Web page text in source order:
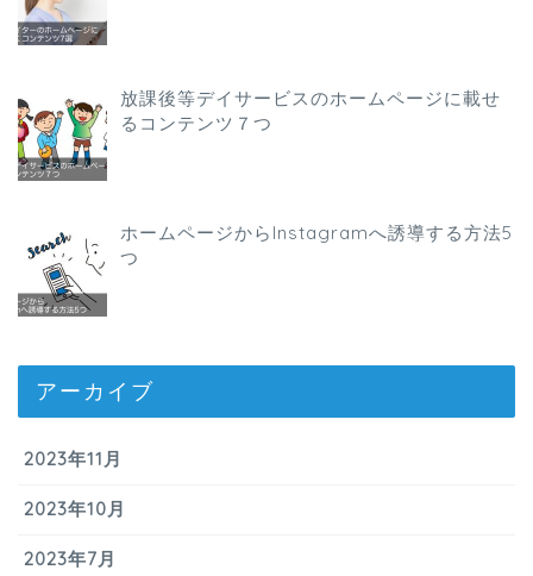
放課後等デイサービスのホームページに載せ
るコンテンツ７つ
ホームページからInstagramへ誘導する方法5
つ
アーカイブ
2023年11月
2023年10月
2023年7月